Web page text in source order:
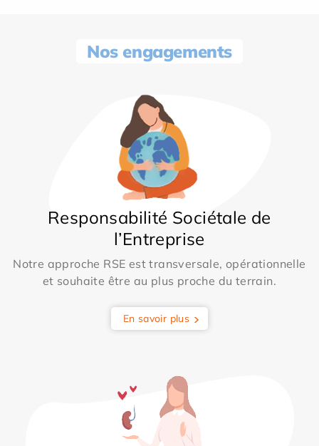
Nos engagements
Responsabilité Sociétale de
l’Entreprise
Notre approche RSE est transversale, opérationnelle
et souhaite être au plus proche du terrain.
En savoir plus